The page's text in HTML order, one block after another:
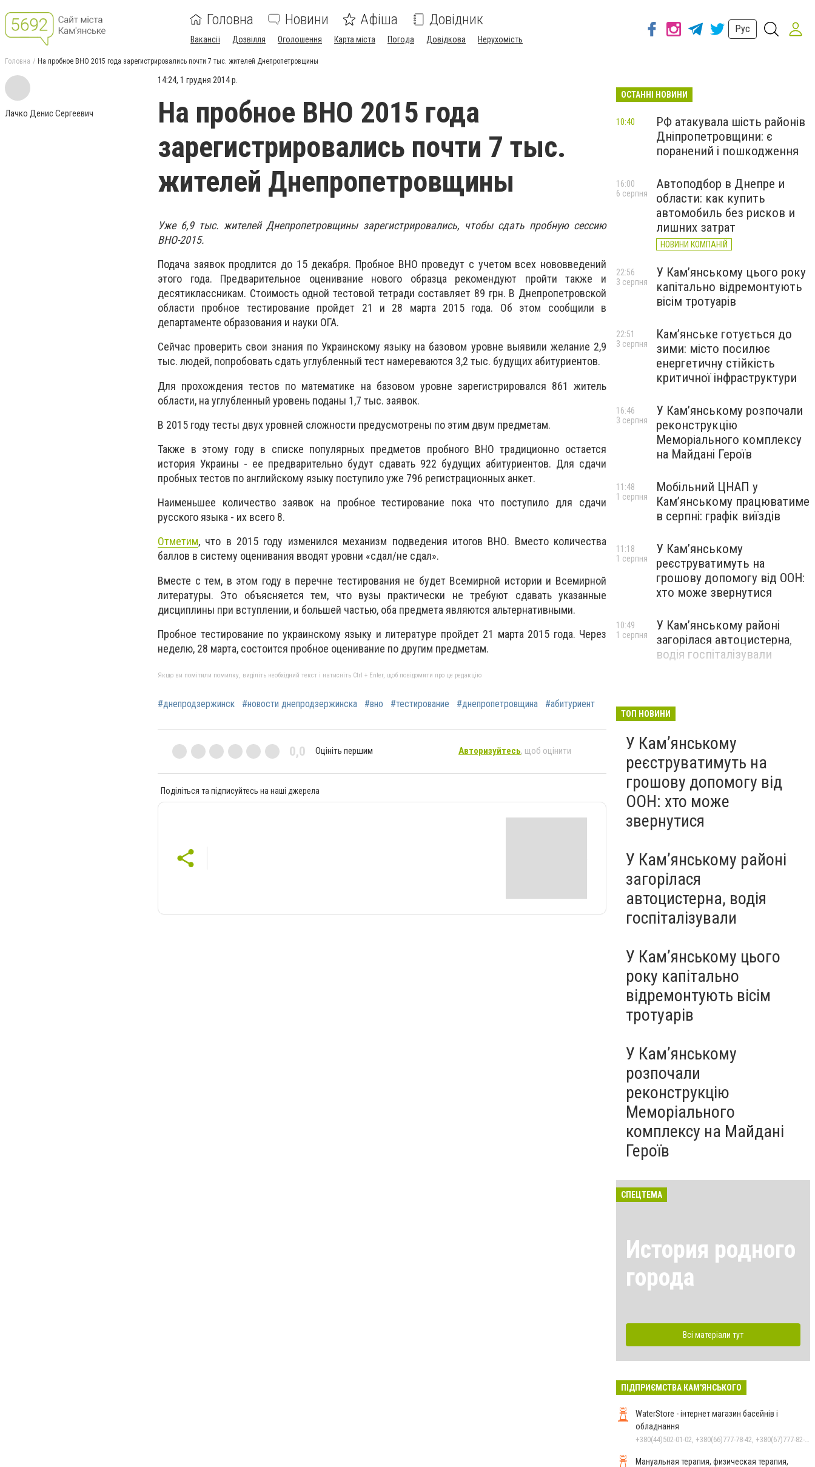
Головна Новини Афіша Довідник
Вакансії Дозвілля Оголошення Карта міста Погода Довідкова Нерухомість
Рус
Головна На пробное ВНО 2015 года зарегистрировались почти 7 тыс. жителей Днепропетровщины
Лачко Денис Сергеевич
14:24, 1 грудня 2014 р.
На пробное ВНО 2015 года
зарегистрировались почти 7 тыс.
жителей Днепропетровщины
Уже 6,9 тыс. жителей Днепропетровщины зарегистрировались, чтобы сдать пробную сессию
ВНО-2015.
Подача заявок продлится до 15 декабря. Пробное ВНО проведут с учетом всех нововведений
этого года. Предварительное оценивание нового образца рекомендуют пройти также и
десятиклассникам. Стоимость одной тестовой тетради составляет 89 грн. В Днепропетровской
области пробное тестирование пройдет 21 и 28 марта 2015 года. Об этом сообщили в
департаменте образования и науки ОГА.
Сейчас проверить свои знания по Украинскому языку на базовом уровне выявили желание 2,9
тыс. людей, попробовать сдать углубленный тест намереваются 3,2 тыс. будущих абитуриентов.
Для прохождения тестов по математике на базовом уровне зарегистрировался 861 житель
области, на углубленный уровень поданы 1,7 тыс. заявок.
В 2015 году тесты двух уровней сложности предусмотрены по этим двум предметам.
Также в этому году в списке популярных предметов пробного ВНО традиционно остается
история Украины - ее предварительно будут сдавать 922 будущих абитуриентов. Для сдачи
пробных тестов по английскому языку поступило уже 796 регистрационных анкет.
Наименьшее количество заявок на пробное тестирование пока что поступило для сдачи
русского языка - их всего 8.
Отметим, что в 2015 году изменился механизм подведения итогов ВНО. Вместо количества
баллов в систему оценивания вводят уровни «сдал/не сдал».
Вместе с тем, в этом году в перечне тестирования не будет Всемирной истории и Всемирной
литературы. Это объясняется тем, что вузы практически не требуют сдавать указанные
дисциплины при вступлении, и большей частью, оба предмета являются альтернативными.
Пробное тестирование по украинскому языку и литературе пройдет 21 марта 2015 года. Через
неделю, 28 марта, состоится пробное оценивание по другим предметам.
Якщо ви помітили помилку, виділіть необхідний текст і натисніть Ctrl + Enter, щоб повідомити про це редакцію
#днепродзержинск #новости днепродзержинска #вно #тестирование #днепропетровщина #абитуриент
0,0 Оцініть першим Авторизуйтесь, щоб оцінити
Поділіться та підписуйтесь на наші джерела
ОСТАННІ НОВИНИ
РФ атакувала шість районів
Дніпропетровщини: є
поранений і пошкодження
10:40
Автоподбор в Днепре и
области: как купить
автомобиль без рисков и
лишних затрат
НОВИНИ КОМПАНІЙ
16:00
6 серпня
У Кам’янському цього року
капітально відремонтують
вісім тротуарів
22:56
3 серпня
Кам’янське готується до
зими: місто посилює
енергетичну стійкість
критичної інфраструктури
22:51
3 серпня
У Кам’янському розпочали
реконструкцію
Меморіального комплексу
на Майдані Героїв
16:46
3 серпня
Мобільний ЦНАП у
Кам’янському працюватиме
в серпні: графік виїздів
11:48
1 серпня
У Кам’янському
реєструватимуть на
грошову допомогу від ООН:
хто може звернутися
11:18
1 серпня
У Кам’янському районі
загорілася автоцистерна,
водія госпіталізували
10:49
1 серпня
ТОП НОВИНИ
У Кам’янському
реєструватимуть на
грошову допомогу від
ООН: хто може
звернутися
У Кам’янському районі
загорілася
автоцистерна, водія
госпіталізували
У Кам’янському цього
року капітально
відремонтують вісім
тротуарів
У Кам’янському
розпочали
реконструкцію
Меморіального
комплексу на Майдані
Героїв
СПЕЦТЕМА
История родного
города
Всі матеріали тут
ПІДПРИЄМСТВА КАМ'ЯНСЬКОГО
WaterStore - інтернет магазин басейнів і
обладнання
Мануальная терапия, физическая терапия,